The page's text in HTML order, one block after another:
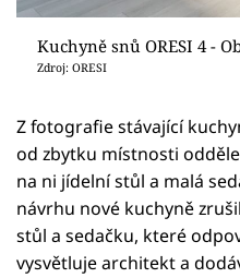
Kuchyně snů ORESI 4 -
Zdroj: ORESI
Z fotografie stávající
od zbytku místnosti
na ni jídelní stůl a malá
návrhu nové kuchyně
stůl a sedačku, které
vysvětluje architekt a